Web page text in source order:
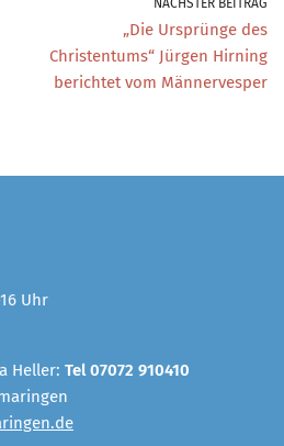
„Die Ursprünge des
Christentums“ Jürgen Hirning
berichtet vom Männervesper
Uhr
Heller: Tel 07072 910410